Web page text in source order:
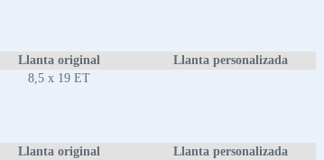
Llanta original
Llanta personalizada
8,5 x 19 ET
Llanta original
Llanta personalizada